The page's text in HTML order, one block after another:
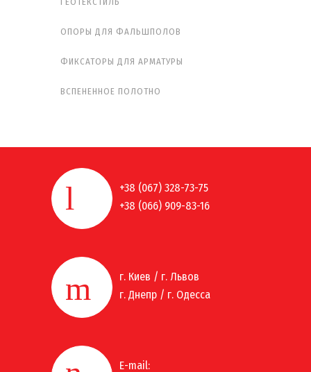
ОПОРЫ ДЛЯ ФАЛЬШПОЛОВ
ФИКСАТОРЫ ДЛЯ АРМАТУРЫ
ВСПЕНЕННОЕ ПОЛОТНО
+38 (067) 328-73-75
+38 (066) 909-83-16
г. Киев / г. Львов
г. Днепр / г. Одесса
E-mail: